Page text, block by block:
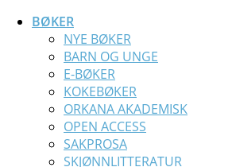
BØKER
NYE BØKER
BARN OG UNGE
E-BØKER
KOKEBØKER
ORKANA AKADEMISK
OPEN ACCESS
SAKPROSA
SKJØNNLITTERATUR